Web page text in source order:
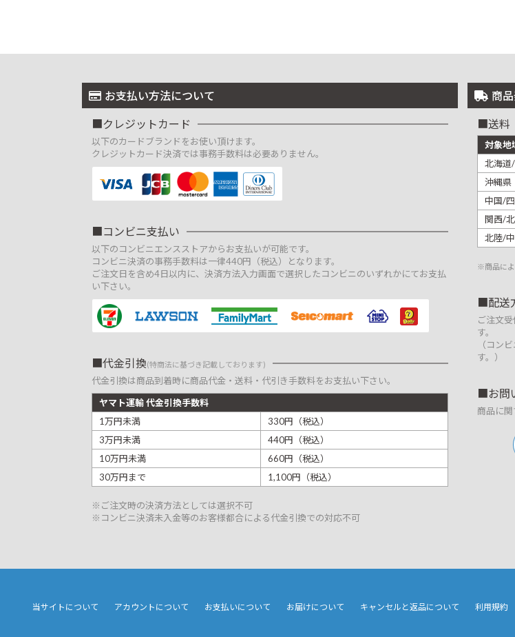
お支払い方法について
クレジットカード
以下のカードブランドをお使い頂けます。
クレジットカード決済では事務手数料は必要ありません。
コンビニ支払い
以下のコンビニエンスストアからお支払いが可能です。
コンビニ決済の事務手数料は一律440円（税込）となります。
ご注文日を含め4日以内に、決済方法入力画面で選択したコンビニのいずれかにてお支払
い下さい。
代金引換(特商法に基づき記載しております)
代金引換は商品到着時に商品代金・送料・代引き手数料をお支払い下さい。
ヤマト運輸 代金引換手数料
1万円未満
330円（税込）
3万円未満
440円（税込）
10万円未満
660円（税込）
30万円まで
1,100円（税込）
※ご注文時の決済方法としては選択不可
※コンビニ決済未入金等のお客様都合による代金引換での対応不可
商
送料
対象地
北海道
沖縄県
中国/
関西/
北陸/
※商品によ
配送
ご注文
す。
（コン
す。）
お問
商品に
当サイトについて アカウントについて お支払いについて お届けについて キャンセルと返品について 利用規約